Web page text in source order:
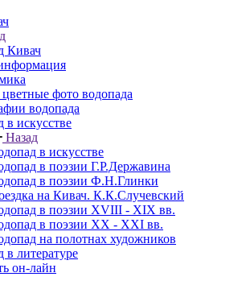
Кивач
фото водопада
водопада
в искусстве
Назад
в искусстве
в поэзии Г.Р.Державина
в поэзии Ф.Н.Глинки
на Кивач. К.К.Случевский
в поэзии XVIII - XIX вв.
в поэзии XX - XXI вв.
на полотнах художников
в литературе
он-лайн